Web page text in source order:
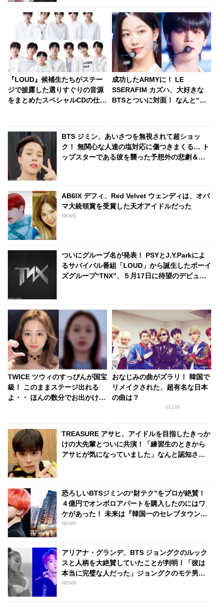
『LOUD』候補生たちがステー
ジで披露した選りすぐりの音源
をまとめたスペシャルCDの仕
ースへ
成功したARMYに！ LE
SSERAFIM カズハ、大好きな
BTSとついに対面！ なんと“推
BTS ジミン、あいさつを無視されて超ショッ
ク！ 無関心な人達の塩対応に傷つきまくる… ト
ップスターである彼を襲った予想外の悲劇＆彼
AB6IX デフィ、Red Velvet ウェンディは、オバ
マ大統領賞を受賞した天才アイドルだった
NEWS
ついにグループ名が発表！ PSYとJ.Y.Parkによ
るサバイバル番組「LOUD」から誕生したボーイ
ズグループ“TNX”、５月17日に待望のデビュー
TWICE ツウィのすっぴんが国宝
級！ このままステージ出れる
よ・・ ほんの数分でお出かけの
おなじみの曲がズラリ！ 韓国で
リメイクされた、超有名な日本
の曲は？
VLOG
TREASURE アサヒ、アイドルを目指したきっか
けの大先輩とついに共演！「練習生のときから
アサヒが気になっていました」なんと認知され
恐ろしいBTSジミンの“財テク”をプロが絶賛！
４億円でオンボロアパートを購入したのにはワ
ケがあった！ 未来は『韓国一のセレブタウン』
の地主になるってホント？
NEWS
アリアナ・グランデ、BTS ジョングクのルック
スと人柄を大絶賛していたことが判明！「彼は
本当に完璧な人だった」ジョングクのモテ男ぶ
りにファンは脱帽「彼は世界の歌姫までも虜に
NEWS